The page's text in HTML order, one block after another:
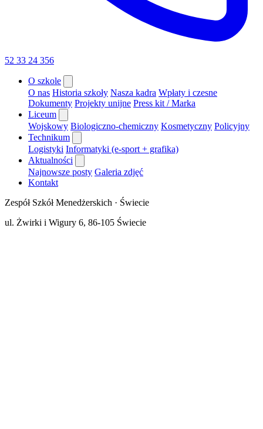
52 33 24 356
O szkole
O nas Historia szkoły Nasza kadra Wpłaty i czesne
Dokumenty Projekty unijne Press kit / Marka
Liceum
Wojskowy Biologiczno-chemiczny Kosmetyczny Policyjny
Technikum
Logistyki Informatyki (e-sport + grafika)
Aktualności
Najnowsze posty Galeria zdjęć
Kontakt
Zespół Szkół Menedżerskich · Świecie
ul. Żwirki i Wigury 6, 86-105 Świecie